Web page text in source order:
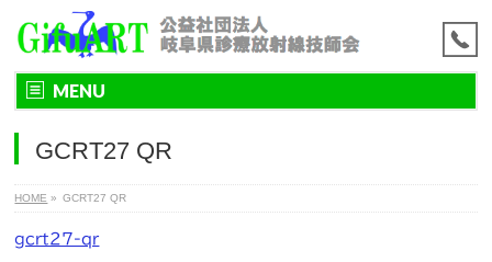
MENU
GCRT27 QR
HOME » GCRT27 QR
gcrt27-qr